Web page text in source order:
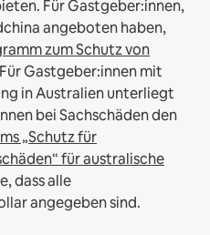
Für Gastgeber:innen,
angeboten haben,
zum Schutz von
Für Gastgeber:innen mit
in Australien unterliegt
bei Sachschäden den
„Schutz für
für australische
dass alle
angegeben sind.